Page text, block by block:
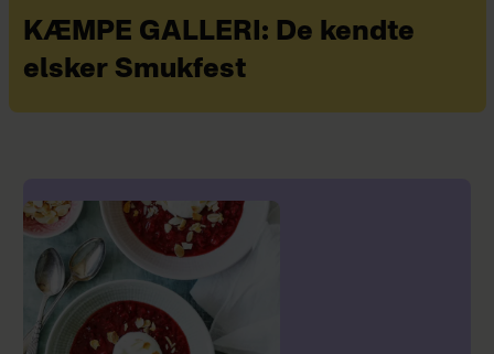
KÆMPE GALLERI: De kendte
elsker Smukfest